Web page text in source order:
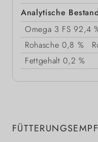
Analytische
Omega 3 FS 92,4
Rohasche 0,8 %
Fettgehalt 0,2 %